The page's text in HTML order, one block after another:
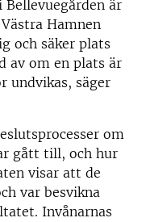
är
Hamnen
och säker plats
av om en plats är
undvikas, säger
om
gått till, och hur
visar att de
var besvikna
Invånarnas